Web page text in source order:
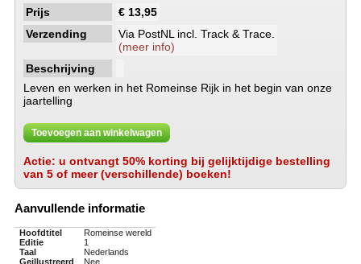
Prijs
€ 13,95
Verzending
Via PostNL incl. Track & Trace.
(meer info)
Beschrijving
Leven en werken in het Romeinse Rijk in het begin van onze
jaartelling
Toevoegen aan winkelwagen
Actie: u ontvangt 50% korting bij gelijktijdige bestelling
van 5 of meer (verschillende) boeken!
Aanvullende informatie
Hoofdtitel
Romeinse wereld
Editie
1
Taal
Nederlands
Geillustreerd
Nee